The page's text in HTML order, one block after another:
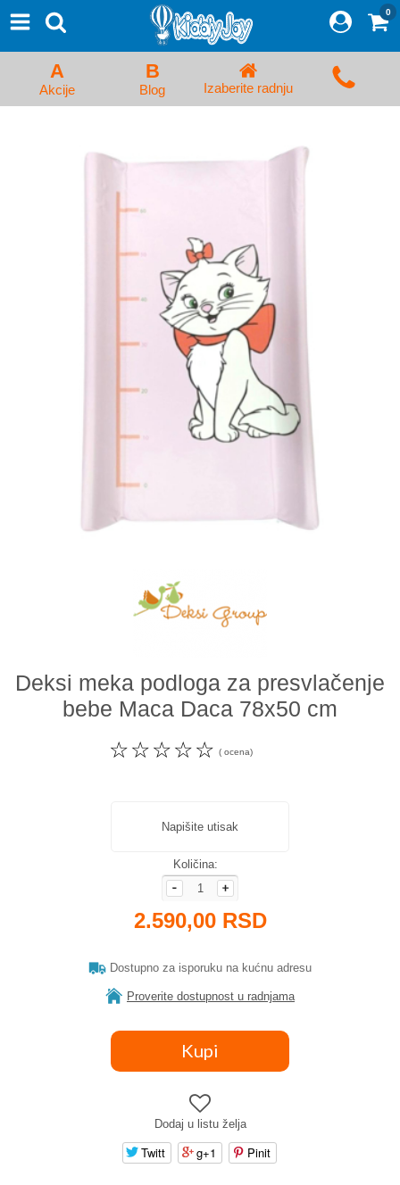
Proizvodi
Početna Prijava/Registracija
Kolica za bebe i dečija kolica
Auto sedišta za decu i bebe
Hranilice, flašice i cucle
Monitori, Ogradice i tricikli
Posteljine, vrećice i baldahini
0
A
Akcije
B
Blog Izaberite radnju
Deksi meka podloga za presvlačenje
bebe Maca Daca 78x50 cm
☆
☆
☆
☆
☆ ( ocena)
Napišite utisak
Količina:
2.590,00 RSD
Dostupno za isporuku na kućnu adresu
Proverite dostupnost u radnjama
Dodaj u listu želja
Twitt g+1 Pinit